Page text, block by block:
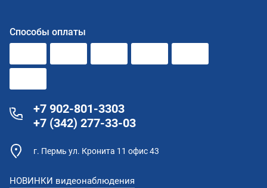
Способы оплаты
+7 902-801-3303
+7 (342) 277-33-03
г. Пермь ул. Кронита 11 офис 43
НОВИНКИ видеонаблюдения